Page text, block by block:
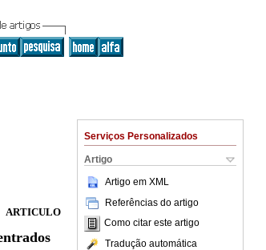
Serviços Personalizados
Artigo
Artigo em XML
Referências do artigo
Como citar este artigo
Tradução automática
ARTICULO